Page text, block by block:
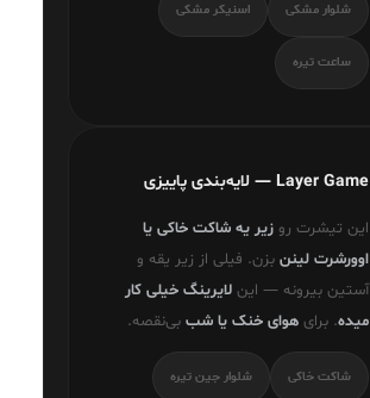
شلوار مشکی اسنیکر مشکی
ساعت تیره
Layer Game — لایه‌بندی پاییزی
این تیشرت رو زیر یه شاکت خاکی یا
اوور‌شرت لینن بزن. فیلی از زیر یقه و
آستین بیرونه — این لایرینگ خیلی کار
میده. برای هوای خنک یا شب بی‌نقصه.
شاکت خاکی شلوار جین تیره